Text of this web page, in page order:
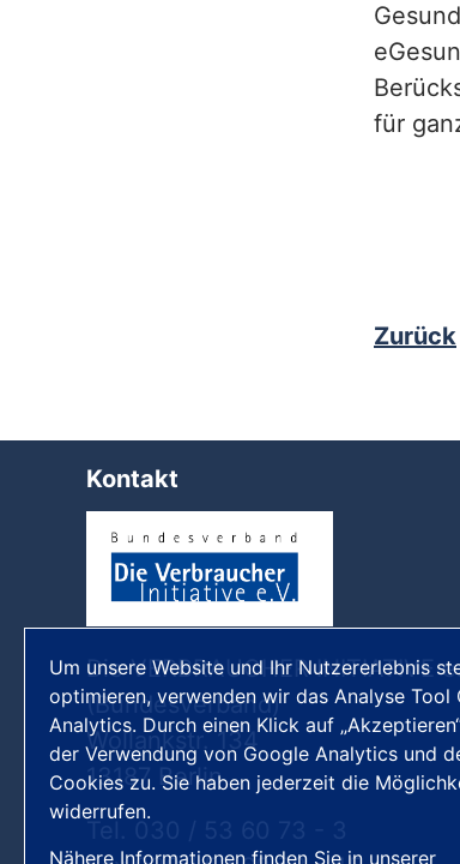
für
Zurück
Kontakt
Die VERBRAUCHER INITIATIVE
(Bundesverband)
Wollankstr. 134
13187 Berlin
Um unsere Website und Ihr Nutzererlebnis
optimieren, verwenden wir das Analyse Tool
Analytics. Durch einen Klick auf
der Verwendung von Google Analytics und
Cookies zu. Sie haben jederzeit die
widerrufen.
Nähere Informationen finden Sie in unserer